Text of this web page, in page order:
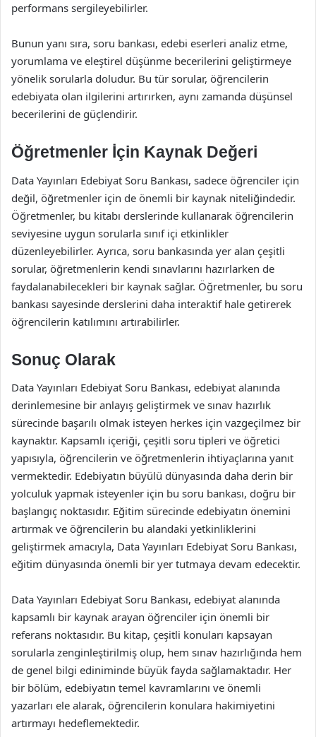
performans sergileyebilirler.
Bunun yanı sıra, soru bankası, edebi eserleri analiz etme,
yorumlama ve eleştirel düşünme becerilerini geliştirmeye
yönelik sorularla doludur. Bu tür sorular, öğrencilerin
edebiyata olan ilgilerini artırırken, aynı zamanda düşünsel
becerilerini de güçlendirir.
Öğretmenler İçin Kaynak Değeri
Data Yayınları Edebiyat Soru Bankası, sadece öğrenciler için
değil, öğretmenler için de önemli bir kaynak niteliğindedir.
Öğretmenler, bu kitabı derslerinde kullanarak öğrencilerin
seviyesine uygun sorularla sınıf içi etkinlikler
düzenleyebilirler. Ayrıca, soru bankasında yer alan çeşitli
sorular, öğretmenlerin kendi sınavlarını hazırlarken de
faydalanabilecekleri bir kaynak sağlar. Öğretmenler, bu soru
bankası sayesinde derslerini daha interaktif hale getirerek
öğrencilerin katılımını artırabilirler.
Sonuç Olarak
Data Yayınları Edebiyat Soru Bankası, edebiyat alanında
derinlemesine bir anlayış geliştirmek ve sınav hazırlık
sürecinde başarılı olmak isteyen herkes için vazgeçilmez bir
kaynaktır. Kapsamlı içeriği, çeşitli soru tipleri ve öğretici
yapısıyla, öğrencilerin ve öğretmenlerin ihtiyaçlarına yanıt
vermektedir. Edebiyatın büyülü dünyasında daha derin bir
yolculuk yapmak isteyenler için bu soru bankası, doğru bir
başlangıç noktasıdır. Eğitim sürecinde edebiyatın önemini
artırmak ve öğrencilerin bu alandaki yetkinliklerini
geliştirmek amacıyla, Data Yayınları Edebiyat Soru Bankası,
eğitim dünyasında önemli bir yer tutmaya devam edecektir.
Data Yayınları Edebiyat Soru Bankası, edebiyat alanında
kapsamlı bir kaynak arayan öğrenciler için önemli bir
referans noktasıdır. Bu kitap, çeşitli konuları kapsayan
sorularla zenginleştirilmiş olup, hem sınav hazırlığında hem
de genel bilgi ediniminde büyük fayda sağlamaktadır. Her
bir bölüm, edebiyatın temel kavramlarını ve önemli
yazarları ele alarak, öğrencilerin konulara hakimiyetini
artırmayı hedeflemektedir.